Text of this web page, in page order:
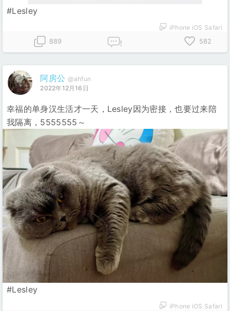
#Lesley
iPhone iOS Safari
889
! 582
阿房公 @ahfun
2022年12月16日
幸福的单身汉生活才一天，Lesley因为密接，也要过来陪
我隔离，5555555～
#Lesley
iPhone iOS Safari